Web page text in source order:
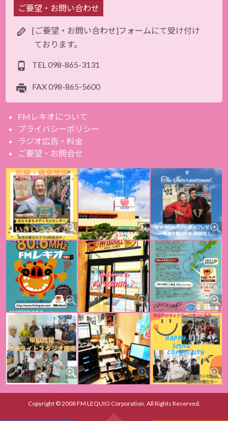
ご要望・お問い合わせ
[ご要望・お問い合わせ]フォームにて受け付け
ております。
TEL098-865-3131
FAX098-865-5600
FMレキオについて
プライバシーポリシー
ラジオ広告・料金
ご要望・お問合せ
Copyright © 2008 FM LEQUIO Corporation. All Rights Reserved.